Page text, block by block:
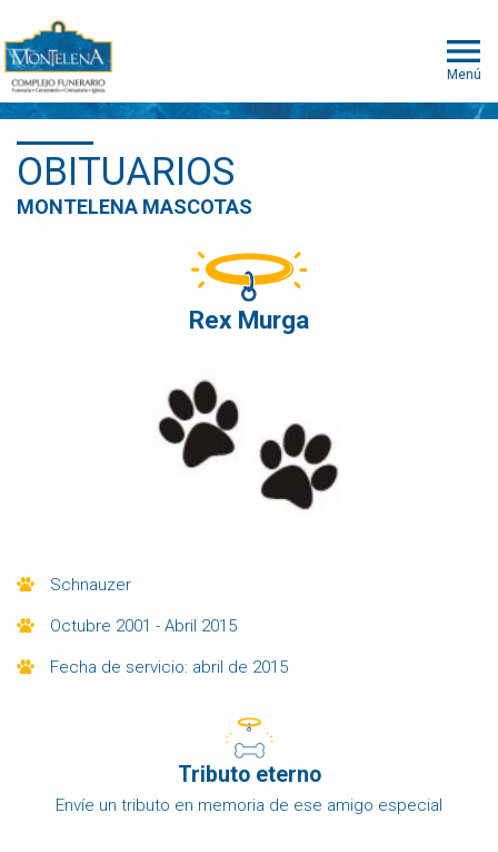
Menú
OBITUARIOS
MONTELENA MASCOTAS
Rex Murga
Schnauzer
Octubre 2001 - Abril 2015
Fecha de servicio: abril de 2015
Tributo eterno
Envíe un tributo en memoria de ese amigo especial